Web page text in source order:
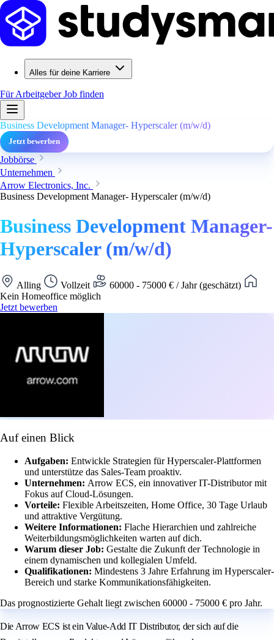
Alles für deine Karriere
Für ArbeitgeberJob finden
Business Development Manager- Hyperscaler (m/w/d)
Jetzt bewerben
Jobbörse
Unternehmen
Arrow Electronics, Inc.
Business Development Manager- Hyperscaler (m/w/d)
Business Development Manager-
Hyperscaler (m/w/d)
Alling Vollzeit
60000 - 75000 € / Jahr (geschätzt)
Kein Homeoffice möglich
Jetzt bewerben
Auf einen Blick
Aufgaben: Entwickle Strategien für Hyperscaler-Plattformen
und unterstütze das Sales-Team proaktiv.
Unternehmen: Arrow ECS, ein innovativer IT-Distributor mit
Fokus auf Cloud-Lösungen.
Vorteile: Flexible Arbeitszeiten, Home Office, 30 Tage Urlaub
und attraktive Vergütung.
Weitere Informationen: Flache Hierarchien und zahlreiche
Weiterbildungsmöglichkeiten warten auf dich.
Warum dieser Job: Gestalte die Zukunft der Technologie in
einem dynamischen und kollegialen Umfeld.
Qualifikationen: Mindestens 3 Jahre Erfahrung im Hyperscaler-
Bereich und starke Kommunikationsfähigkeiten.
Das prognostizierte Gehalt liegt zwischen 60000 - 75000 € pro Jahr.
Die Arrow ECS ist ein Value-Add IT Distributor, der sich auf die